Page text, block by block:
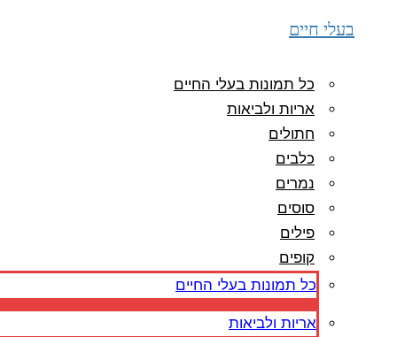
בעלי חיים
כל תמונות בעלי החיים
אריות ולביאות
חתולים
כלבים
נמרים
סוסים
פילים
קופים
כל תמונות בעלי החיים
אריות ולביאות